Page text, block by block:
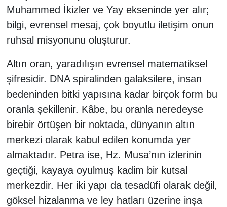
Muhammed İkizler ve Yay ekseninde yer alır;
bilgi, evrensel mesaj, çok boyutlu iletişim onun
ruhsal misyonunu oluşturur.
Altın oran, yaradılışın evrensel matematiksel
şifresidir. DNA spiralinden galaksilere, insan
bedeninden bitki yapısına kadar birçok form bu
oranla şekillenir. Kâbe, bu oranla neredeyse
birebir örtüşen bir noktada, dünyanın altın
merkezi olarak kabul edilen konumda yer
almaktadır. Petra ise, Hz. Musa’nın izlerinin
geçtiği, kayaya oyulmuş kadim bir kutsal
merkezdir. Her iki yapı da tesadüfi olarak değil,
göksel hizalanma ve ley hatları üzerine inşa